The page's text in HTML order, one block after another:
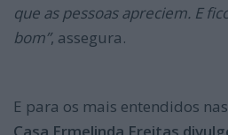
que as pessoas apreciem. E
bom”, assegura.
E para os mais entendidos